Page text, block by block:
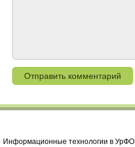
Информационные технологии в УрФО